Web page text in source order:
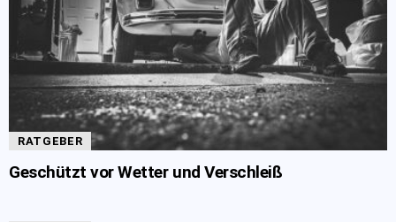
RATGEBER
Geschützt vor Wetter und Verschleiß